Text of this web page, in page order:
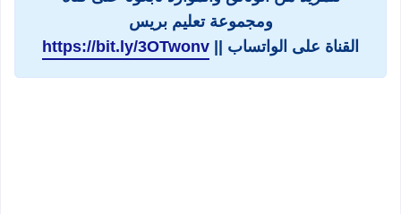
ومجموعة تعليم بريس
القناة على الواتساب || https://bit.ly/3OTwonv